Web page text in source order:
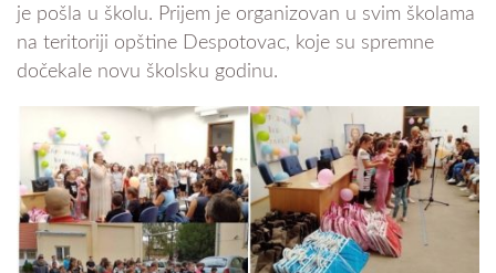
je pošla u školu. Prijem je organizovan u svim školama
na teritoriji opštine Despotovac, koje su spremne
dočekale novu školsku godinu.